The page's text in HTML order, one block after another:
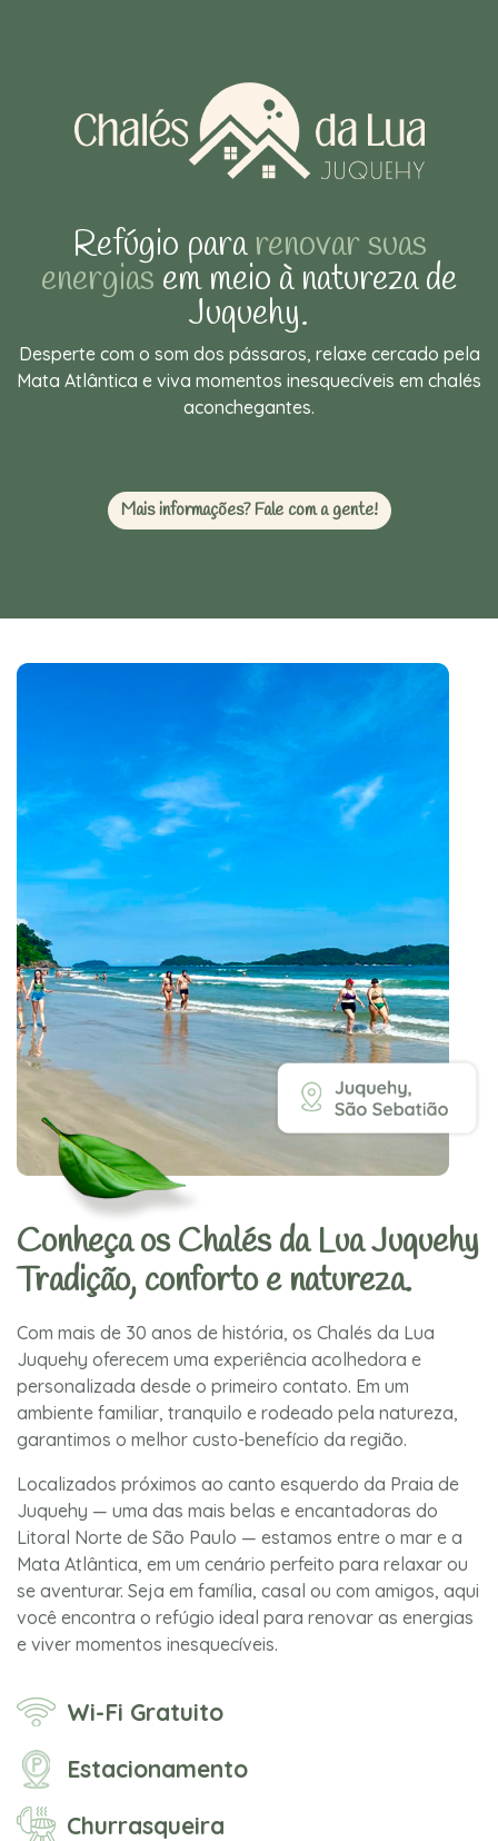
Refúgio pararenovar suas
energias em meio à natureza de
Juquehy.
Desperte com o som dos pássaros, relaxe cercado pela
Mata Atlântica e viva momentos inesquecíveis em chalés
aconchegantes.
Mais informações? Fale com a gente!
Conheça os Chalés da Lua Juquehy
Tradição, conforto e natureza.
Com mais de 30 anos de história, os Chalés da Lua
Juquehy oferecem uma experiência acolhedora e
personalizada desde o primeiro contato. Em um
ambiente familiar, tranquilo e rodeado pela natureza,
garantimos o melhor custo-benefício da região.
Localizados próximos ao canto esquerdo da Praia de
Juquehy — uma das mais belas e encantadoras do
Litoral Norte de São Paulo — estamos entre o mar e a
Mata Atlântica, em um cenário perfeito para relaxar ou
se aventurar. Seja em família, casal ou com amigos, aqui
você encontra o refúgio ideal para renovar as energias
e viver momentos inesquecíveis.
Wi-Fi Gratuito
Estacionamento
Churrasqueira